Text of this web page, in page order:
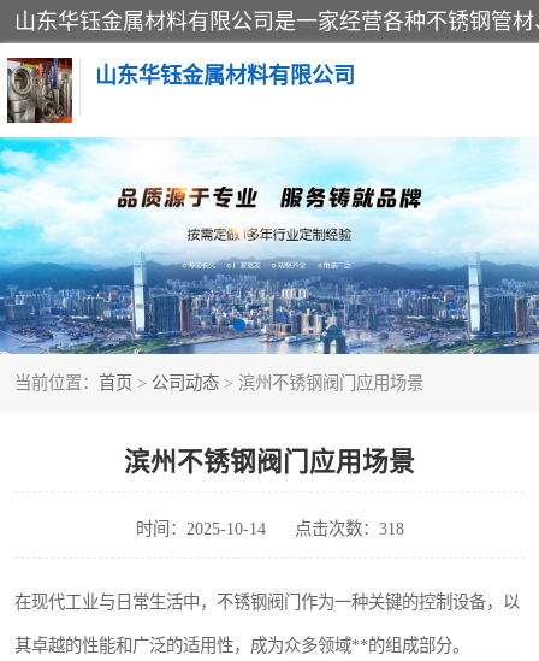
山东华钰金属材料有限公司
当前位置： 首页 > 公司动态 > 滨州不锈钢阀门应用场景
滨州不锈钢阀门应用场景
时间：2025-10-14 点击次数：318
在现代工业与日常生活中，不锈钢阀门作为一种关键的控制设备，以
其卓越的性能和广泛的适用性，成为众多领域**的组成部分。
不锈钢管
管件标准件
不锈钢人孔
不锈钢角钢